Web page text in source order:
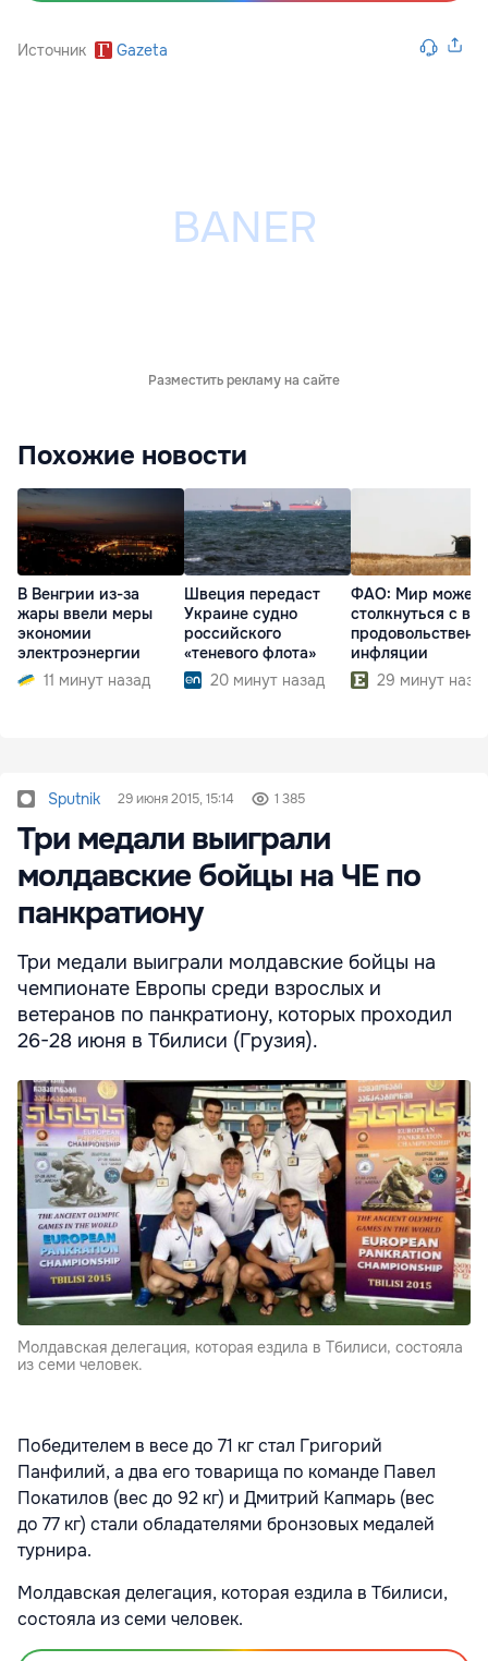
Источник Gazeta
Разместить рекламу на сайте
Похожие новости
В Венгрии из-за
жары ввели меры
экономии
электроэнергии
11 минут назад
Швеция передаст
Украине судно
российского
«теневого флота»
20 минут назад
ФАО: Мир может
столкнуться с
инфляции
29 минут
Sputnik 29 июня 2015, 15:14 1 385
Три медали выиграли
молдавские бойцы на ЧЕ по
панкратиону
Три медали выиграли молдавские бойцы на
чемпионате Европы среди взрослых и
ветеранов по панкратиону, которых проходил
26-28 июня в Тбилиси (Грузия).
Молдавская делегация, которая ездила в Тбилиси, состояла
из семи человек.
Победителем в весе до 71 кг стал Григорий
Панфилий, а два его товарища по команде Павел
Покатилов (вес до 92 кг) и Дмитрий Капмарь (вес
до 77 кг) стали обладателями бронзовых медалей
турнира.
Молдавская делегация, которая ездила в Тбилиси,
состояла из семи человек.